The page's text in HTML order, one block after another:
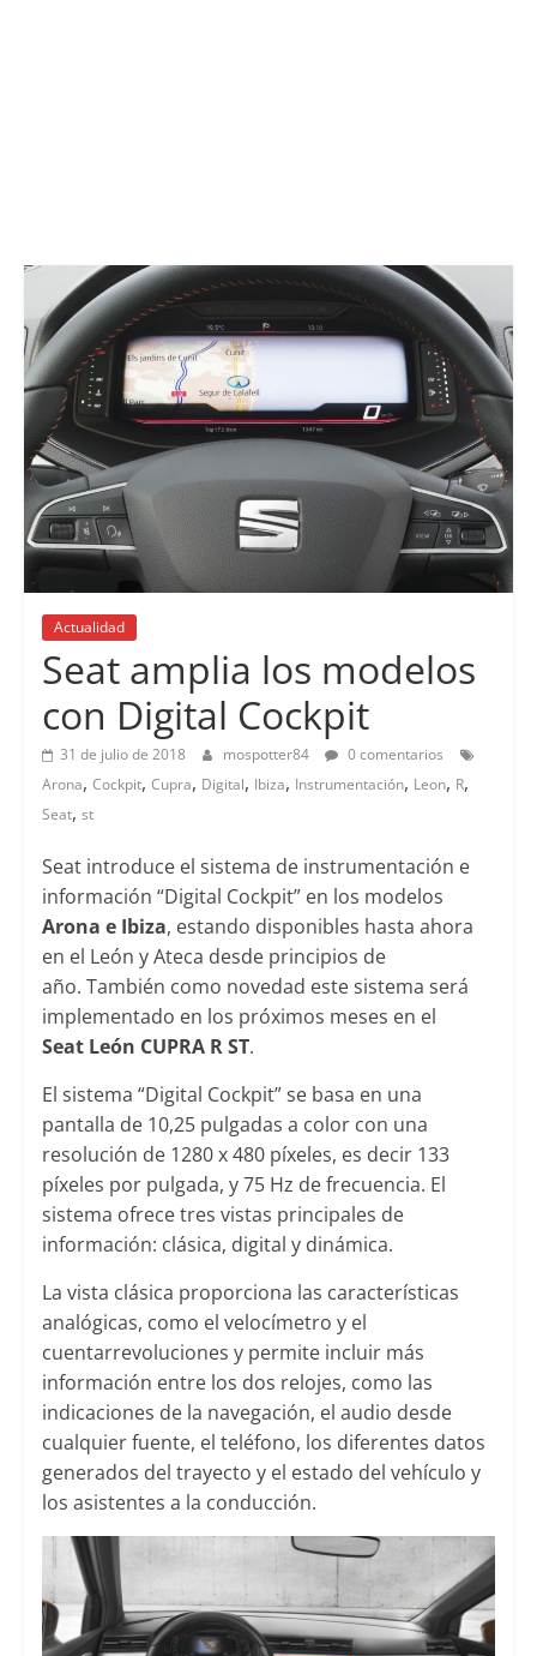
Actualidad
Seat amplia los modelos
con Digital Cockpit
31 de julio de 2018 mospotter84
0 comentarios
Arona, Cockpit, Cupra, Digital, Ibiza, Instrumentación, Leon, R,
Seat, st
Seat introduce el sistema de instrumentación e
información “Digital Cockpit” en los modelos
Arona e Ibiza, estando disponibles hasta ahora
en el León y Ateca desde principios de
año. También como novedad este sistema será
implementado en los próximos meses en el
Seat León CUPRA R ST.
El sistema “Digital Cockpit” se basa en una
pantalla de 10,25 pulgadas a color con una
resolución de 1280 x 480 píxeles, es decir 133
píxeles por pulgada, y 75 Hz de frecuencia. El
sistema ofrece tres vistas principales de
información: clásica, digital y dinámica.
La vista clásica proporciona las características
analógicas, como el velocímetro y el
cuentarrevoluciones y permite incluir más
información entre los dos relojes, como las
indicaciones de la navegación, el audio desde
cualquier fuente, el teléfono, los diferentes datos
generados del trayecto y el estado del vehículo y
los asistentes a la conducción.